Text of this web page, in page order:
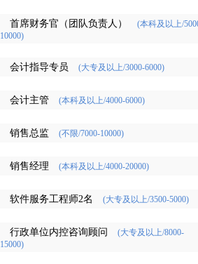
首席财务官（团队负责人）
(本科及以上/
10000)
会计指导专员 (大专及以上/3000-6000)
会计主管 (本科及以上/4000-6000)
销售总监 (不限/7000-10000)
销售经理 (本科及以上/4000-20000)
软件服务工程师2名 (大专及以上/3500-5000)
行政单位内控咨询顾问
(大专及以上/8000-
15000)